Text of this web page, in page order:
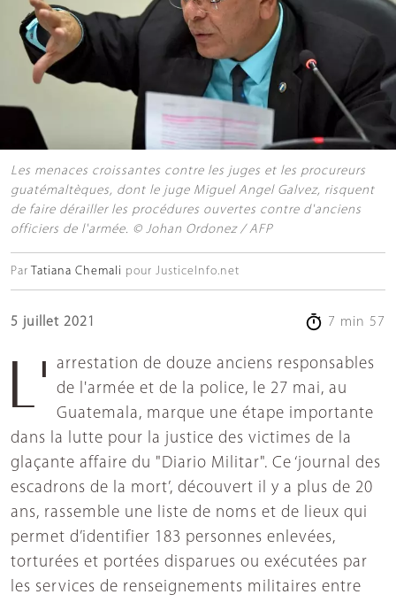
Les menaces croissantes contre les juges et les procureurs
guatémaltèques, dont le juge Miguel Angel Galvez, risquent
de faire dérailler les procédures ouvertes contre d'anciens
officiers de l'armée. © Johan Ordonez / AFP
Par Tatiana Chemali pour JusticeInfo.net
5 juillet 2021 7 min 57
L'arrestation de douze anciens responsables
de l'armée et de la police, le 27 mai, au
Guatemala, marque une étape importante
dans la lutte pour la justice des victimes de la
glaçante affaire du "Diario Militar". Ce ‘journal des
escadrons de la mort’, découvert il y a plus de 20
ans, rassemble une liste de noms et de lieux qui
permet d’identifier 183 personnes enlevées,
torturées et portées disparues ou exécutées par
les services de renseignements militaires entre